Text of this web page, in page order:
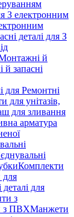
З електронним
деталі для З
й
й запасні
для Ремонтні
для унітазів,
для зливання
арматура
Комплекти
для
деталі для
з
з ПВХМанжети